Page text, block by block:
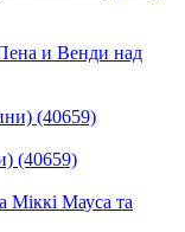
и Венди над
(40659)